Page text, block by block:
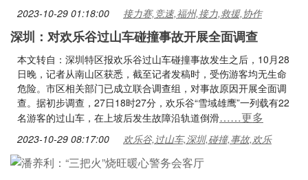
2023-10-29 01:18:00 接力赛,竞速,福州,接力,救援,协作
深圳：对欢乐谷过山车碰撞事故开展全面调查
本文转自：深圳特区报欢乐谷过山车碰撞事故发生之后，10月28
日晚，记者从南山区获悉，截至记者发稿时，受伤游客均无生命
危险。市区相关部门已成立联合调查组，对事故原因开展全面调
查。据初步调查，27日18时27分，欢乐谷“雪域雄鹰”一列载有22
名游客的过山车，在上坡后发生故障沿轨道倒滑……更多
2023-10-29 08:17:00 欢乐谷,过山车,深圳,碰撞,事故,欢乐